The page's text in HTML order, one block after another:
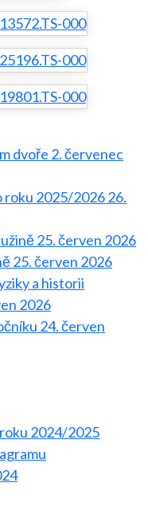
dvoře 2. červenec
roku 2025/202626.
25. červen 2026
25. červen 2026
a historii
2026
24. červen
2024/2025